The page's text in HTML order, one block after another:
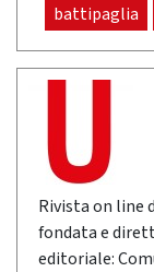
battipaglia
Rivista on line
fondata e
editoriale: